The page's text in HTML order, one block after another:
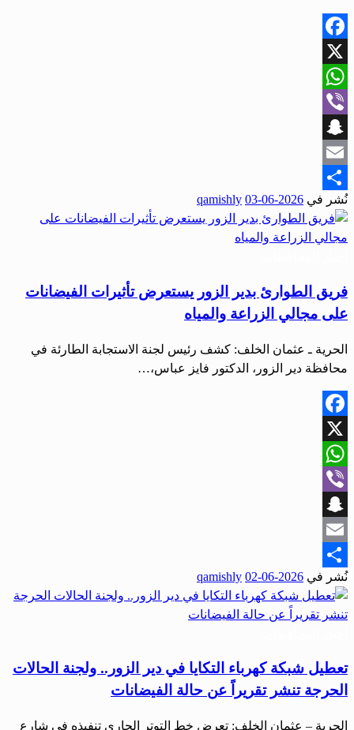
Facebook
X
WhatsApp
Viber
Snapchat
Email
Share
نُشر في 2026-06-03
qamishly
فريق الطوارئ بدير الزور يستعرض تأثيرات الفيضانات
على مجالي الزراعة والمياه
الحرية ـ عثمان الخلف: كشف رئيس لجنة الاستجابة الطارئة في
محافظة دير الزور، الدكتور فايز عباس،…
Facebook
X
WhatsApp
Viber
Snapchat
Email
Share
نُشر في 2026-06-02
qamishly
تعطيل شبكة كهرباء التكايا في دير الزور.. ولجنة الحالات
الحرجة تنشر تقريراً عن حالة الفيضانات
الحرية – عثمان الخلف: تعرض خط التوتر الجاري تنفيذه في شارع